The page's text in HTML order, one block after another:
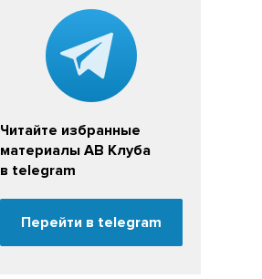
Читайте избранные
материалы АВ Клуба
в telegram
Перейти в telegram